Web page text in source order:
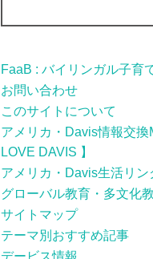
FaaB : バイリンガル子育
お問い合わせ
このサイトについて
アメリカ・Davis情報交換
LOVE DAVIS 】
アメリカ・Davis生活リン
グローバル教育・多文化
サイトマップ
テーマ別おすすめ記事
デービス情報